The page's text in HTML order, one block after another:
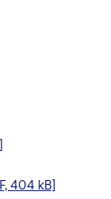
404 kB]